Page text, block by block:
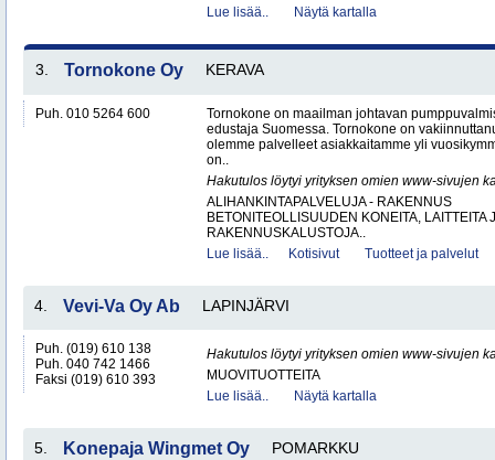
Lue lisää..
Näytä kartalla
3. Tornokone Oy KERAVA
Puh. 010 5264 600
Tornokone on maailman johtavan
edustaja Suomessa. Tornokone on
olemme palvelleet asiakkaitamme yli
on..
Hakutulos löytyi yrityksen omien www-sivujen
ALIHANKINTAPALVELUJA - RAKENNUS
BETONITEOLLISUUDEN KONEITA, LAITTEITA
RAKENNUSKALUSTOJA..
Lue lisää..
Kotisivut Tuotteet ja palvelut
4. Vevi-Va Oy Ab LAPINJÄRVI
Puh. (019) 610 138
Puh. 040 742 1466
Faksi (019) 610 393
Hakutulos löytyi yrityksen omien www-sivujen
MUOVITUOTTEITA
Lue lisää..
Näytä kartalla
5. Konepaja Wingmet Oy POMARKKU